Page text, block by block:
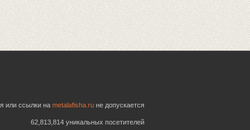
или ссылки на metalafisha.ru не допускается
62,813,814 уникальных посетителей